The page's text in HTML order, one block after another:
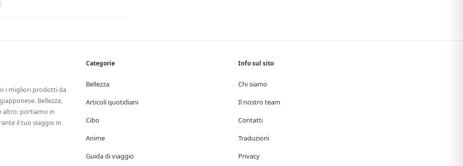
i migliori prodotti da
Bellezza,
altro: portiamo in
il tuo viaggio in
Categorie
Bellezza
Articoli quotidiani
Cibo
Anime
Guida di viaggio
Info sul sito
Chi siamo
Il nostro team
Contatti
Traduzioni
Privacy